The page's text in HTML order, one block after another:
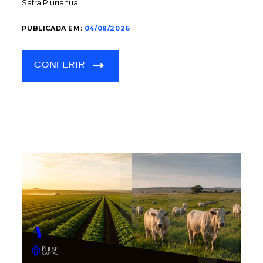
Safra Plurianual
PUBLICADA EM: 04/08/2026
CONFERIR